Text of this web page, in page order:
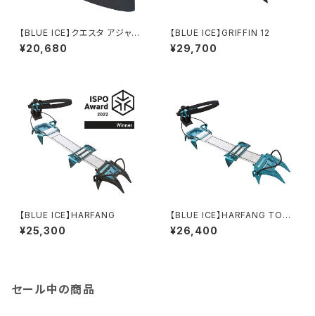
【BLUE ICE】クエスタ アジャス
ト
¥20,680
【BLUE ICE】GRIFFIN 12
¥29,700
【BLUE ICE】HARFANG
¥25,300
【BLUE ICE】HARFANG TOU
R
¥26,400
セール中の商品